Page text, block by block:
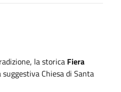
la storica Fiera
suggestiva Chiesa di Santa